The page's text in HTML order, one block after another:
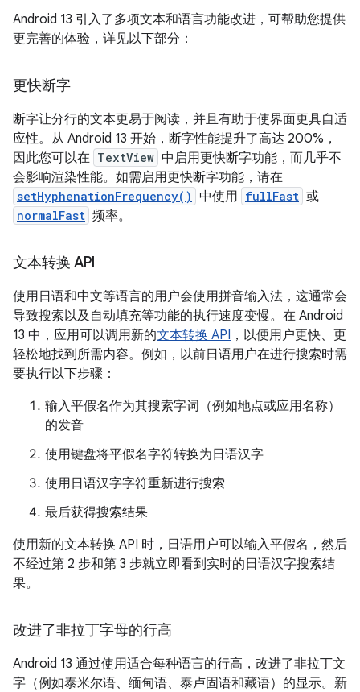
Android 13 引入了多项文本和语言功能改进，可帮助您提供
更完善的体验，详见以下部分：
更快断字
断字让分行的文本更易于阅读，并且有助于使界面更具自适
应性。从 Android 13 开始，断字性能提升了高达 200%，
因此您可以在 TextView 中启用更快断字功能，而几乎不
会影响渲染性能。如需启用更快断字功能，请在
setHyphenationFrequency() 中使用 fullFast 或
normalFast 频率。
文本转换 API
使用日语和中文等语言的用户会使用拼音输入法，这通常会
导致搜索以及自动填充等功能的执行速度变慢。在 Android
13 中，应用可以调用新的文本转换 API ，以便用户更快、更
轻松地找到所需内容。例如，以前日语用户在进行搜索时需
要执行以下步骤：
输入平假名作为其搜索字词（例如地点或应用名称）
的发音
使用键盘将平假名字符转换为日语汉字
使用日语汉字字符重新进行搜索
最后获得搜索结果
使用新的文本转换 API 时，日语用户可以输入平假名，然后
不经过第 2 步和第 3 步就立即看到实时的日语汉字搜索结
果。
改进了非拉丁字母的行高
Android 13 通过使用适合每种语言的行高，改进了非拉丁文
字（例如泰米尔语、缅甸语、泰卢固语和藏语）的显示。新